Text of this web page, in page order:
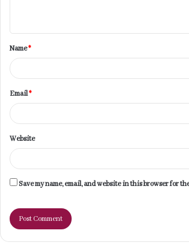
t
*Name*
Email*
Website
Save my name, email, and website in this browser for